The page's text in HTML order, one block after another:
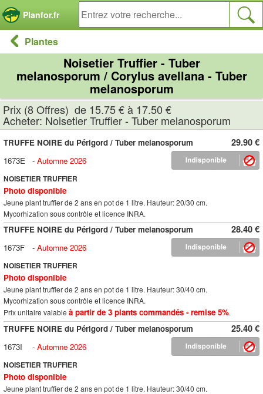
Planfor.fr
Plantes
Noisetier Truffier - Tuber
melanosporum / Corylus avellana - Tuber
melanosporum
Prix (8 Offres) de 15.75 € à 17.50 €
Acheter: Noisetier Truffier - Tuber melanosporum
29.90 €
TRUFFE NOIRE du Périgord / Tuber melanosporum
1673E
- Automne 2026
NOISETIER TRUFFIER
Photo disponible
Jeune plant truffier de 2 ans en pot de 1 litre. Hauteur: 20/30 cm.
Mycorhization sous contrôle et licence INRA.
28.40 €
TRUFFE NOIRE du Périgord / Tuber melanosporum
1673F
- Automne 2026
NOISETIER TRUFFIER
Photo disponible
Jeune plant truffier de 2 ans en pot de 1 litre. Hauteur: 30/40 cm.
Mycorhization sous contrôle et licence INRA.
Prix unitaire valable à partir de 3 plants commandés - remise 5%.
25.40 €
TRUFFE NOIRE du Périgord / Tuber melanosporum
1673I
- Automne 2026
NOISETIER TRUFFIER
Photo disponible
Jeune plant truffier de 2 ans en pot de 1 litre. Hauteur: 30/40 cm.
Panneau de gestion des cookies